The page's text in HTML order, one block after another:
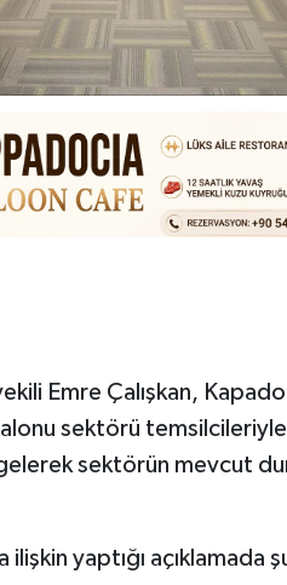
Emre Çalışkan,
sektörü
gelerek sektörün mevcut
ilişkin yaptığı